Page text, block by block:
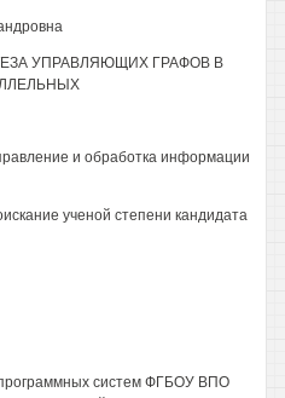
УПРАВЛЯЮЩИХ ГРАФОВ В
и обработка информации
ученой степени кандидата
систем ФГБОУ ВПО